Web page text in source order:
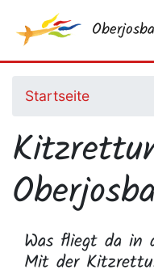
zum
Startseite
Was fliegt da in
Mit der